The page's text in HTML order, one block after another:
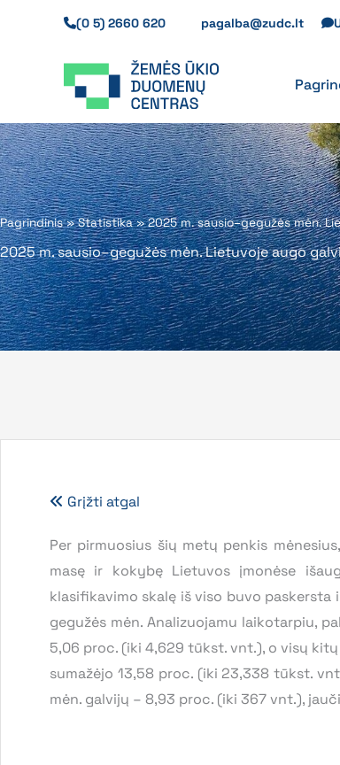
(0 5) 2660 620 pagalba@zudc.lt
Pagrindinis»Statistika»2025 m. sausio–gegužės mėn.
2025 m. sausio–gegužės mėn. Lietuvoje augo
Grįžti atgal
Per pirmuosius šių metų penkis
masę ir kokybę Lietuvos įmonėse
klasifikavimo skalę iš viso buvo
gegužės mėn. Analizuojamu laikotarpiu,
5,06 proc. (iki 4,629 tūkst. vnt.), o visų
sumažėjo 13,58 proc. (iki 23,338 tūkst.
mėn. galvijų – 8,93 proc. (iki 367 vnt.),